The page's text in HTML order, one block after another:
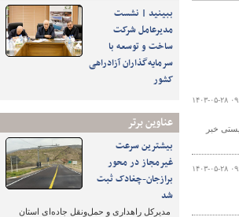
ببینید | نشست
مدیرعامل شرکت
ساخت و توسعه با
سرمایه‌گذاران آزادراهی
کشور
عناوین برتر
بیشترین سرعت
غیرمجاز در محور
برازجان-چغادک ثبت
شد
مدیرکل راهداری و حمل‌ونقل جاده‌ای استان
۰۵-۲۸ ۰۹:۳۳
خبر
۰۵-۲۸ ۰۹:۳۲